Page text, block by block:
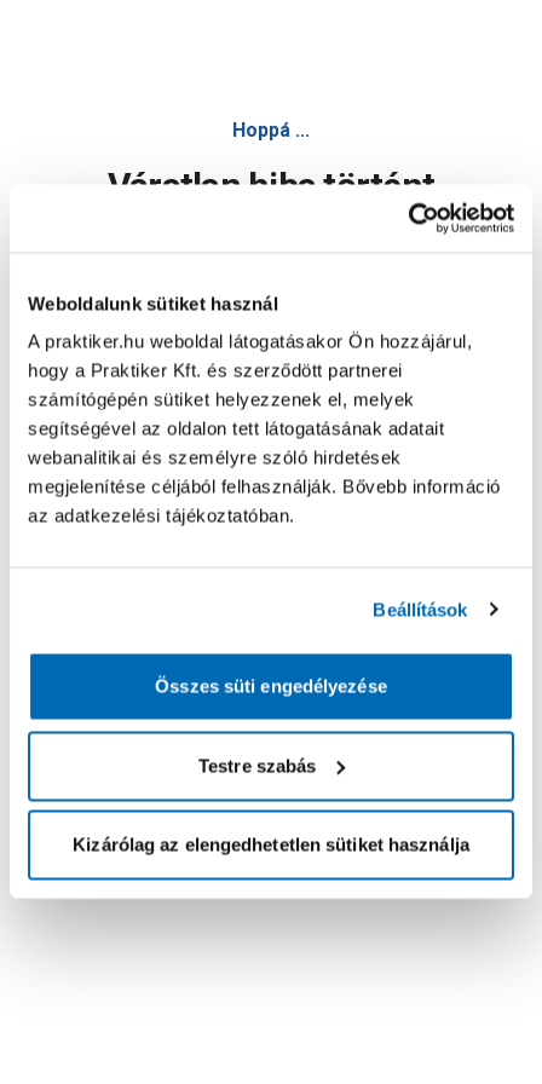
Weboldalunk sütiket használ
A praktiker.hu weboldal látogatásakor Ön hozzájárul,
hogy a Praktiker Kft. és szerződött partnerei
számítógépén sütiket helyezzenek el, melyek
segítségével az oldalon tett látogatásának adatait
webanalitikai és személyre szóló hirdetések
megjelenítése céljából felhasználják. Bővebb információ
az adatkezelési tájékoztatóban.
Beállítások
Összes süti engedélyezése
Testre szabás
Kizárólag az elengedhetetlen sütiket használja
Hoppá ...
Váratlan hiba történt
Oldal újratöltése